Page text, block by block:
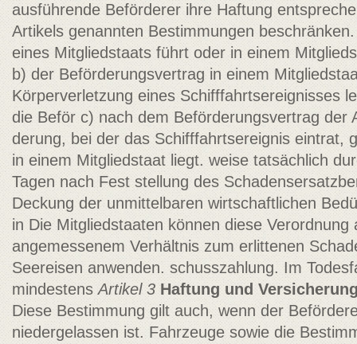
ausführende Beförderer ihre Haftung
Artikels genannten Bestimmungen beschränken.
eines Mitgliedstaats führt oder in einem
b) der Beförderungsvertrag in einem
Körperverletzung eines Schifffahrtsereignisses
die Beför­ c) nach dem Beförderungsvertrag
derung, bei der das Schifffahrtsereignis eintrat,
in einem Mitgliedstaat liegt. weise tatsächlich
Tagen nach Fest­ stellung des
Deckung der unmittelbaren wirtschaftlichen
in Die Mitgliedstaaten können diese
angemessenem Verhältnis zum erlittenen
Seereisen anwenden. schusszahlung. Im
mindestensArtikel 3 Haftung und
Diese Bestimmung gilt auch, wenn der
niedergelassen ist. Fahrzeuge sowie die